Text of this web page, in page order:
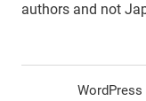
authors and not